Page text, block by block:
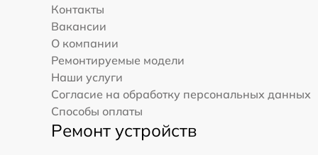
Контакты
Вакансии
О компании
Ремонтируемые модели
Наши услуги
Согласие на обработку персональных данных
Способы оплаты
Ремонт устройств